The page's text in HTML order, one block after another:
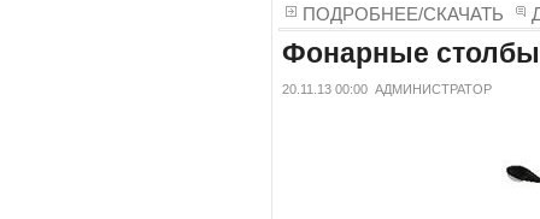
ПОДРОБНЕЕ/СКАЧАТЬ
Фонарные
20.11.13 00:00 АДМИНИСТРАТОР